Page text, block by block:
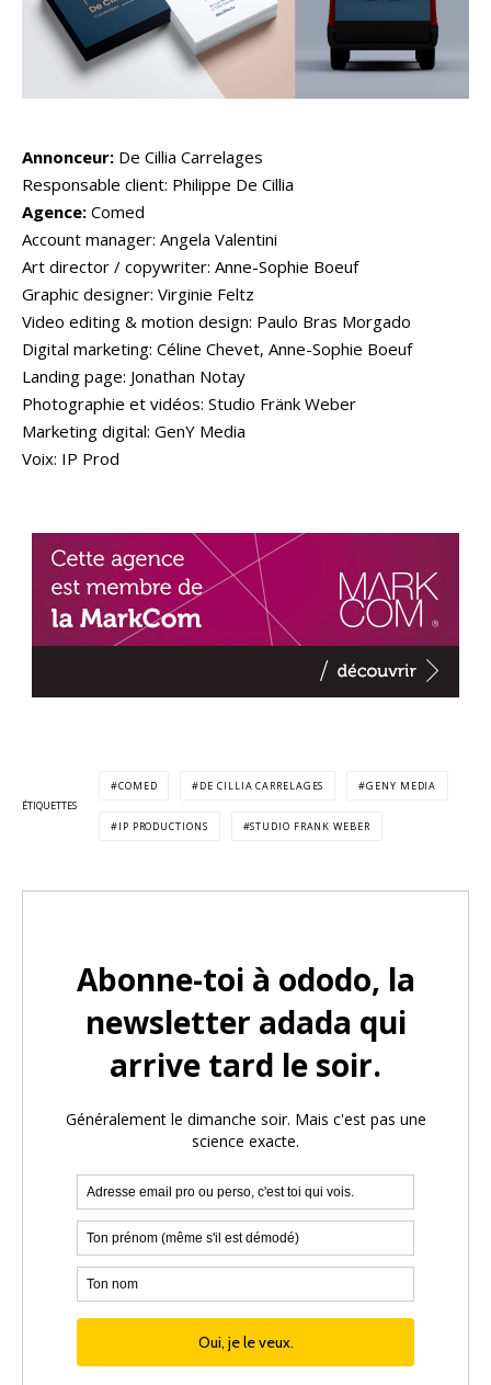
Annonceur: De Cillia Carrelages
Responsable client: Philippe De Cillia
Agence: Comed
Account manager: Angela Valentini
Art director / copywriter: Anne-Sophie Boeuf
Graphic designer: Virginie Feltz
Video editing & motion design: Paulo Bras Morgado
Digital marketing: Céline Chevet, Anne-Sophie Boeuf
Landing page: Jonathan Notay
Photographie et vidéos: Studio Fränk Weber
Marketing digital: GenY Media
Voix: IP Prod
ÉTIQUETTES
COMED DE CILLIA CARRELAGES GENY MEDIA
IP PRODUCTIONS STUDIO FRANK WEBER